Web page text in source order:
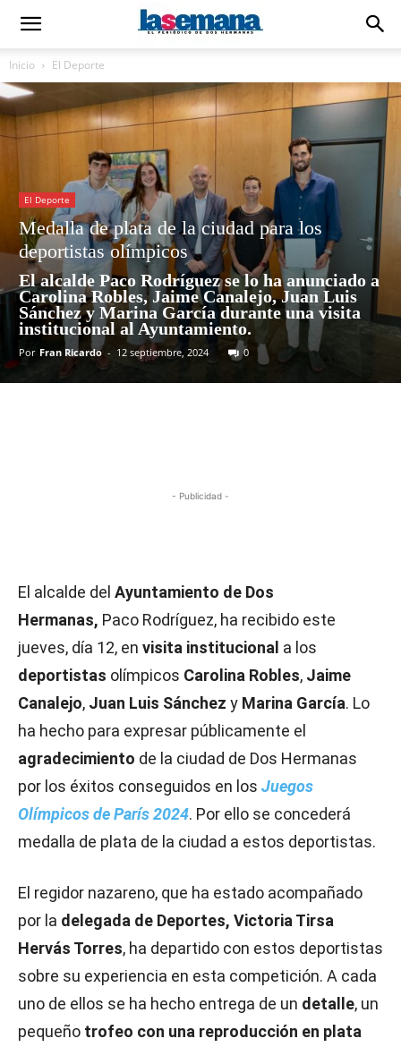
Inicio El Deporte
El Deporte
Medalla de plata de la ciudad para los
deportistas olímpicos
El alcalde Paco Rodríguez se lo ha anunciado a
Carolina Robles, Jaime Canalejo, Juan Luis
Sánchez y Marina García durante una visita
institucional al Ayuntamiento.
Por Fran Ricardo - 12 septiembre, 2024 0
- Publicidad -
El alcalde del Ayuntamiento de Dos
Hermanas, Paco Rodríguez, ha recibido este
jueves, día 12, en visita institucional a los
deportistas olímpicos Carolina Robles, Jaime
Canalejo, Juan Luis Sánchez y Marina García. Lo
ha hecho para expresar públicamente el
agradecimiento de la ciudad de Dos Hermanas
por los éxitos conseguidos en los Juegos
Olímpicos de París 2024. Por ello se concederá
medalla de plata de la ciudad a estos deportistas.
El regidor nazareno, que ha estado acompañado
por la delegada de Deportes, Victoria Tirsa
Hervás Torres, ha departido con estos deportistas
sobre su experiencia en esta competición. A cada
uno de ellos se ha hecho entrega de un detalle, un
pequeño trofeo con una reproducción en plata